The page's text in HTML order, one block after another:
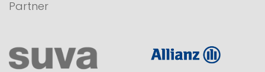
Partner